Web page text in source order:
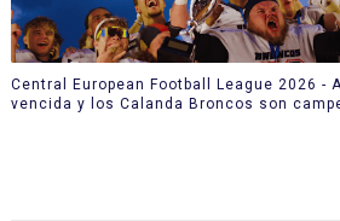
Central European Football League 2026 -
vencida y los Calanda Broncos son